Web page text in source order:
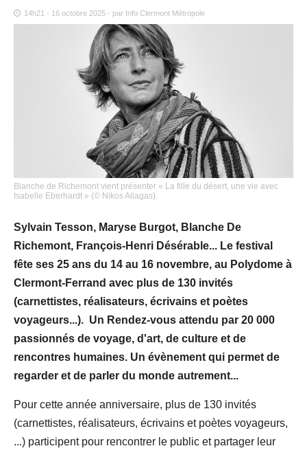
14h21 - 16 octobre 2025 - par Info Clermont Métropole
Blanche de Richemont vient présenter « La fille du désert, une vie avec
Isabelle Eberhardt » (© Nikos Aliagas).
Sylvain Tesson, Maryse Burgot, Blanche De
Richemont, François-Henri Désérable... Le festival
fête ses 25 ans du 14 au 16 novembre, au Polydome à
Clermont-Ferrand avec plus de 130 invités
(carnettistes, réalisateurs, écrivains et poètes
voyageurs...). Un Rendez-vous attendu par 20 000
passionnés de voyage, d'art, de culture et de
rencontres humaines. Un évènement qui permet de
regarder et de parler du monde autrement...
Pour cette année anniversaire, plus de 130 invités
(carnettistes, réalisateurs, écrivains et poètes voyageurs,
...) participent pour rencontrer le public et partager leur